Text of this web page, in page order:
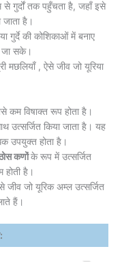
से गुर्दों तक पहुँचता है, जहाँ इसे
है।
गुर्दे की कोशिकाओं में बनाए
जा सके।
मछलियाँ , ऐसे जीव जो यूरिया
कम विषाक्त रूप होता है।
उत्सर्जित किया जाता है। यह
उपयुक्त होता है।
कणोंके रूप में उत्सर्जित
है।
जीव जो यूरिक अम्ल उत्सर्जित
हैं।